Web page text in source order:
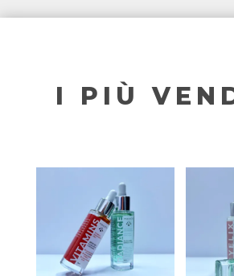
I PIÙ